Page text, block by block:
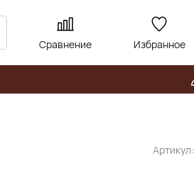
Сравнение Избранное
Артикул: